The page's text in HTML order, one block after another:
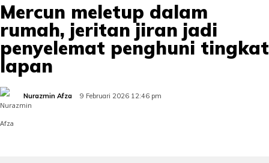
Mercun meletup dalam
rumah, jeritan jiran jadi
penyelemat penghuni tingkat
lapan
Nurazmin Afza 9 Februari 2026 12:46 pm